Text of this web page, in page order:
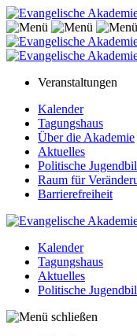
Veranstaltungen
Kalender
Tagungshaus
Über die Akademie
Aktuelles
Politische
Raum für
Barrierefreiheit
Kalender
Tagungshaus
Aktuelles
Politische